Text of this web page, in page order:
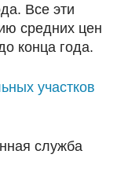
Все эти
средних цен
конца года.
участков
служба